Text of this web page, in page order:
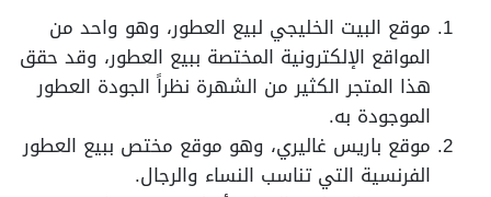
موقع البيت الخليجي لبيع العطور، وهو واحد من
المواقع الإلكترونية المختصة ببيع العطور، وقد حقق
هذا المتجر الكثير من الشهرة نظراً الجودة العطور
الموجودة به.
موقع باريس غاليري، وهو موقع مختص ببيع العطور
الفرنسية التي تناسب النساء والرجال.